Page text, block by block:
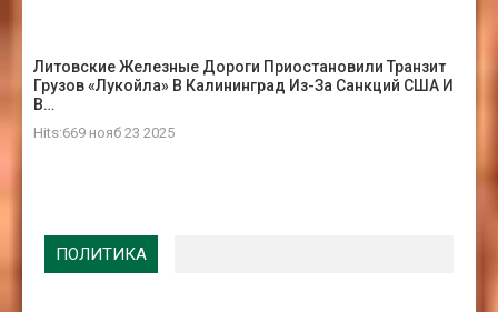
Литовские Железные Дороги Приостановили Транзит
Грузов «Лукойла» В Калининград Из-За Санкций США И
В…
Hits:669 нояб 23 2025
ПОЛИТИКА